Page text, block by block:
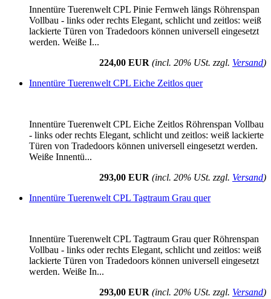
Innentüre Tuerenwelt CPL Pinie Fernweh längs Röhrenspan
Vollbau - links oder rechts Elegant, schlicht und zeitlos: weiß
lackierte Türen von Tradedoors können universell eingesetzt
werden. Weiße I...
224,00 EUR (incl. 20% USt. zzgl. Versand)
Innentüre Tuerenwelt CPL Eiche Zeitlos quer
Innentüre Tuerenwelt CPL Eiche Zeitlos Röhrenspan Vollbau
- links oder rechts Elegant, schlicht und zeitlos: weiß lackierte
Türen von Tradedoors können universell eingesetzt werden.
Weiße Innentü...
293,00 EUR (incl. 20% USt. zzgl. Versand)
Innentüre Tuerenwelt CPL Tagtraum Grau quer
Innentüre Tuerenwelt CPL Tagtraum Grau quer Röhrenspan
Vollbau - links oder rechts Elegant, schlicht und zeitlos: weiß
lackierte Türen von Tradedoors können universell eingesetzt
werden. Weiße In...
293,00 EUR (incl. 20% USt. zzgl. Versand)